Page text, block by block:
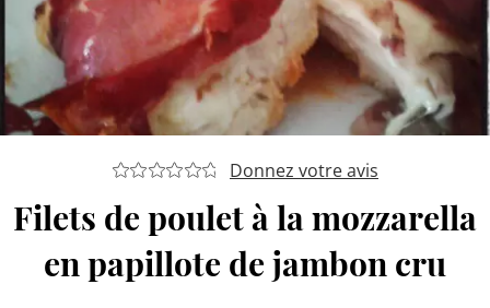
Donnez votre avis
Filets de poulet à la mozzarella
en papillote de jambon cru